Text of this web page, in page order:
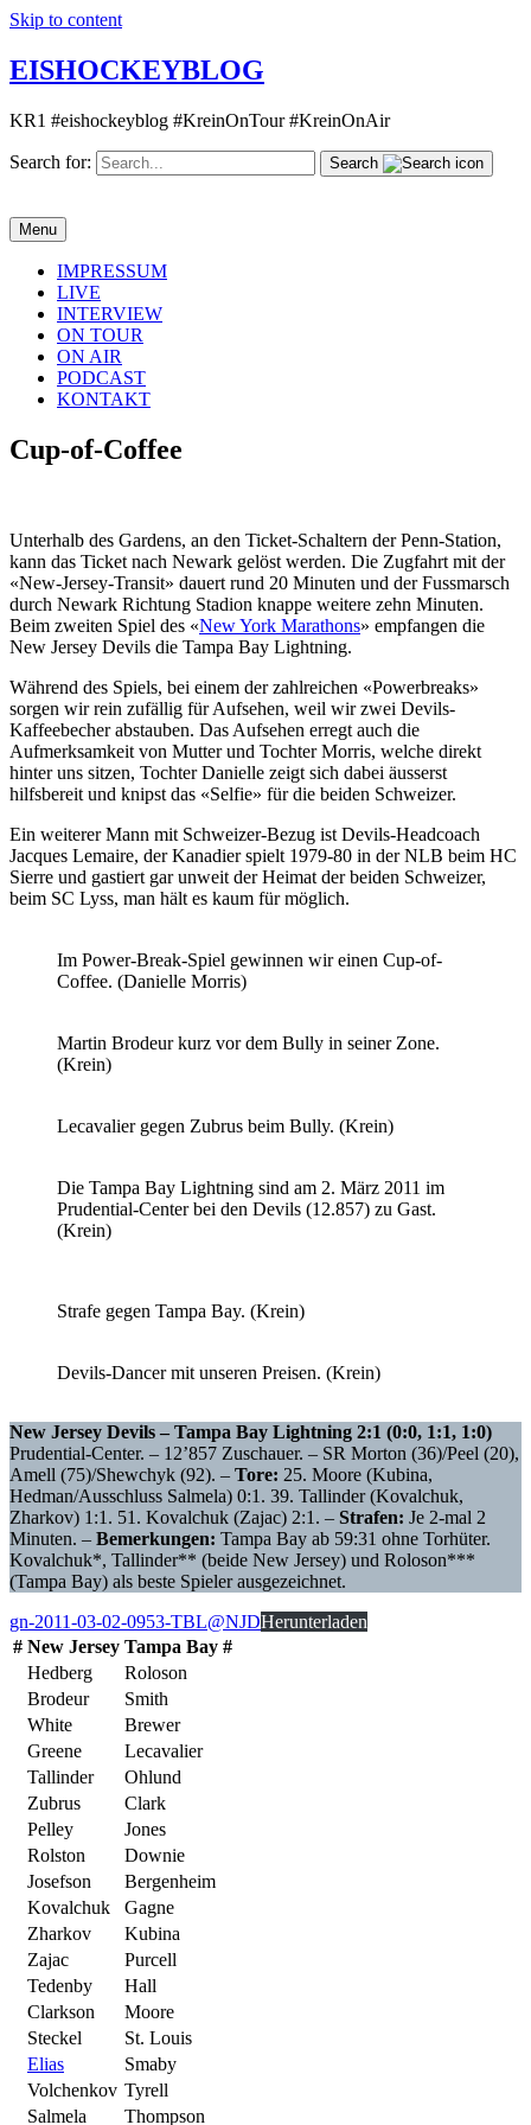
Skip to content
EISHOCKEYBLOG
KR1 #eishockeyblog #KreinOnTour #KreinOnAir
Search for: Search
Menu
IMPRESSUM
LIVE
INTERVIEW
ON TOUR
ON AIR
PODCAST
KONTAKT
Cup-of-Coffee
Unterhalb des Gardens, an den Ticket-Schaltern der Penn-Station,
kann das Ticket nach Newark gelöst werden. Die Zugfahrt mit der
«New-Jersey-Transit» dauert rund 20 Minuten und der Fussmarsch
durch Newark Richtung Stadion knappe weitere zehn Minuten.
Beim zweiten Spiel des «New York Marathons» empfangen die
New Jersey Devils die Tampa Bay Lightning.
Während des Spiels, bei einem der zahlreichen «Powerbreaks»
sorgen wir rein zufällig für Aufsehen, weil wir zwei Devils-
Kaffeebecher abstauben. Das Aufsehen erregt auch die
Aufmerksamkeit von Mutter und Tochter Morris, welche direkt
hinter uns sitzen, Tochter Danielle zeigt sich dabei äusserst
hilfsbereit und knipst das «Selfie» für die beiden Schweizer.
Ein weiterer Mann mit Schweizer-Bezug ist Devils-Headcoach
Jacques Lemaire, der Kanadier spielt 1979-80 in der NLB beim HC
Sierre und gastiert gar unweit der Heimat der beiden Schweizer,
beim SC Lyss, man hält es kaum für möglich.
Im Power-Break-Spiel gewinnen wir einen Cup-of-
Coffee. (Danielle Morris)
Martin Brodeur kurz vor dem Bully in seiner Zone.
(Krein)
Lecavalier gegen Zubrus beim Bully. (Krein)
Die Tampa Bay Lightning sind am 2. März 2011 im
Prudential-Center bei den Devils (12.857) zu Gast.
(Krein)
Strafe gegen Tampa Bay. (Krein)
Devils-Dancer mit unseren Preisen. (Krein)
New Jersey Devils – Tampa Bay Lightning 2:1 (0:0, 1:1, 1:0)
Prudential-Center. – 12’857 Zuschauer. – SR Morton (36)/Peel (20),
Amell (75)/Shewchyk (92). – Tore: 25. Moore (Kubina,
Hedman/Ausschluss Salmela) 0:1. 39. Tallinder (Kovalchuk,
Zharkov) 1:1. 51. Kovalchuk (Zajac) 2:1. – Strafen: Je 2-mal 2
Minuten. – Bemerkungen: Tampa Bay ab 59:31 ohne Torhüter.
Kovalchuk*, Tallinder** (beide New Jersey) und Roloson***
(Tampa Bay) als beste Spieler ausgezeichnet.
gn-2011-03-02-0953-TBL@NJDHerunterladen
# New Jersey Tampa Bay #
Hedberg
Roloson
Brodeur
Smith
White
Brewer
Greene
Lecavalier
Tallinder
Ohlund
Zubrus
Clark
Pelley
Jones
Rolston
Downie
Josefson
Bergenheim
Kovalchuk
Gagne
Zharkov
Kubina
Zajac
Purcell
Tedenby
Hall
Clarkson
Moore
Steckel
St. Louis
Elias
Smaby
Volchenkov Tyrell
Salmela
Thompson